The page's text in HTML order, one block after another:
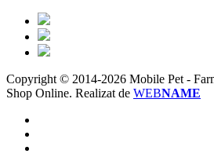
Copyright © 2014-2026 Mobile Pet -
Shop Online. Realizat de WEBNAME